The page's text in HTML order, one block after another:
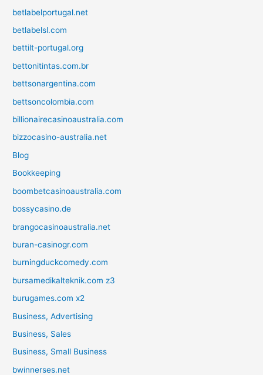
betlabelportugal.net
betlabelsl.com
bettilt-portugal.org
bettonitintas.com.br
bettsonargentina.com
bettsoncolombia.com
billionairecasinoaustralia.com
bizzocasino-australia.net
Blog
Bookkeeping
boombetcasinoaustralia.com
bossycasino.de
brangocasinoaustralia.net
buran-casinogr.com
burningduckcomedy.com
bursamedikalteknik.com z3
burugames.com x2
Business, Advertising
Business, Sales
Business, Small Business
bwinnerses.net